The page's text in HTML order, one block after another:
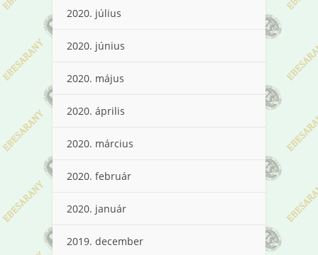
2020. július
2020. június
2020. május
2020. április
2020. március
2020. február
2020. január
2019. december